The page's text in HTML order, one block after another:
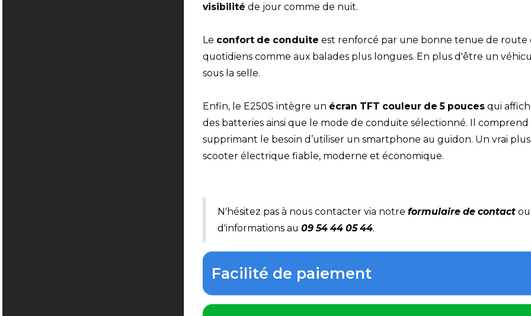
visibilité de jour comme de nuit.
Le confort de conduite est renforcé par une bonne tenue de route
quotidiens comme aux balades plus longues. En plus d'être un
sous la selle.
Enfin, le E250S intègre un écran TFT couleur de 5 poucesqui
des batteries ainsi que le mode de conduite sélectionné. Il
supprimant le besoin d’utiliser un smartphone au guidon. Un vrai
scooter électrique fiable, moderne et économique.
N'hésitez pas à nous contacter via notre formulaire de contactou
d'informations au 09 54 44 05 44.
Facilité de paiement